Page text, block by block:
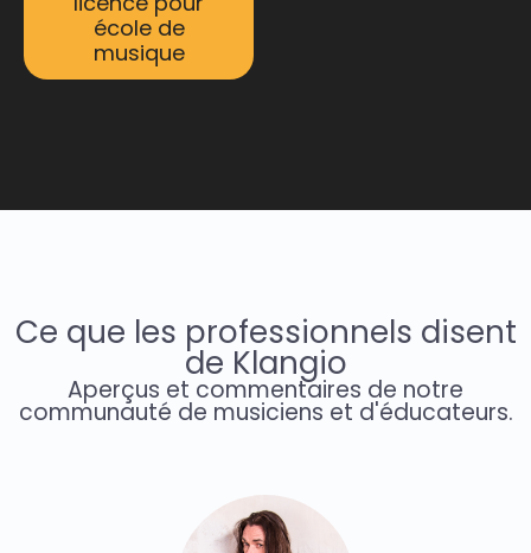
école de
musique
Ce que les professionnels disent
de Klangio
Aperçus et commentaires de notre
communauté de musiciens et d'éducateurs.